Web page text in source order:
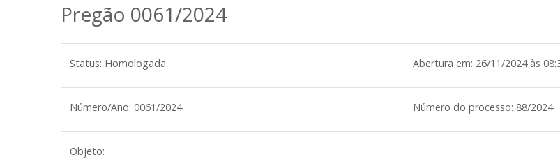
Pregão 0061/2024
Status: Homologada Abertura em: 26/11/2024 às
Número/Ano: 0061/2024 Número do processo: 88/2024
Objeto: